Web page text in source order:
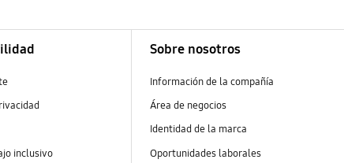
inclusivo
Sobre nosotros
Información de la compañía
Área de negocios
Identidad de la marca
Oportunidades laborales